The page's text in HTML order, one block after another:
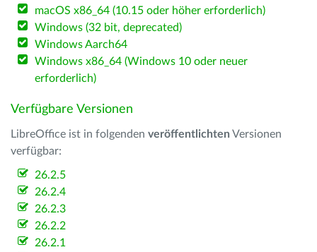
macOS x86_64 (10.15 oder höher erforderlich)
Windows (32 bit, deprecated)
Windows Aarch64
Windows x86_64 (Windows 10 oder neuer
erforderlich)
Verfügbare Versionen
LibreOffice ist in folgenden veröffentlichten Versionen
verfügbar:
26.2.5
26.2.4
26.2.3
26.2.2
26.2.1